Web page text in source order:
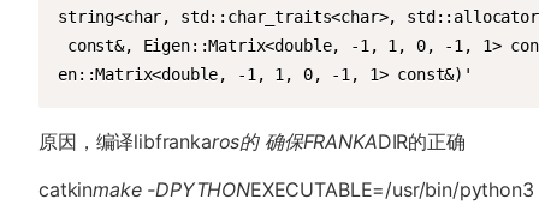
string<char, std::char_traits<char>,
const&, Eigen::Matrix<double, -1, 1, 0, -1, 1>
en::Matrix<double, -1, 1, 0, -1, 1> const&)'
原因，编译libfrankaros的 确保FRANKADIR的正确
catkinmake -DPYTHONEXECUTABLE=/usr/bin/